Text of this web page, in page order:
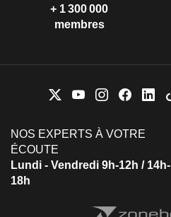
+ 1 300 000
membres
NOS EXPERTS À VOTRE
ÉCOUTE
Lundi - Vendredi 9h-12h / 14h-
18h